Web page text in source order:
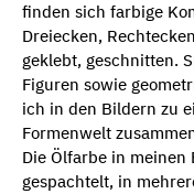
finden sich farbige
Dreiecken,
geklebt, geschnitten.
Figuren sowie
ich in den Bildern zu
Formenwelt
Die Ölfarbe in
gespachtelt, in